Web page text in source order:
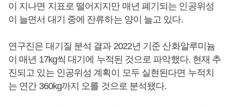
이 지나면 지표로 떨어지지만 매년 폐기되는 인공위성
이 늘면서 대기 중에 잔류하는 양이 늘고 있다.
연구진은 대기질 분석 결과 2022년 기준 산화알루미늄
이 매년 17kg씩 대기에 누적된 것으로 파악했다. 현재 추
진되고 있는 인공위성 계획이 모두 실현된다면 누적치
는 연간 360kg까지 오를 것으로 분석됐다.